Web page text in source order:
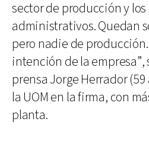
sector de producción y
administrativos. Quedan
pero nadie de
intención de la empresa”,
prensa Jorge Herrador
la UOM en la firma, con
planta.